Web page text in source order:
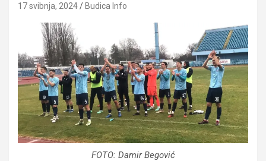
17 svibnja, 2024 Budica Info
FOTO: Damir Begović